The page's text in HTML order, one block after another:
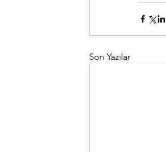
Son Yazılar